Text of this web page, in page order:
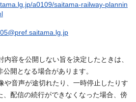
a0109/saitama-railway-plannin
容を公開しない旨を決定したときは、
開となる場合があります。
音声が途切れたり、一時停止したりす
、配信の続行ができなくなった場合、傍